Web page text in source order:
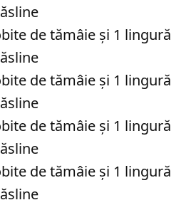
de tămâie și 1 lingură
de tămâie și 1 lingură
de tămâie și 1 lingură
de tămâie și 1 lingură